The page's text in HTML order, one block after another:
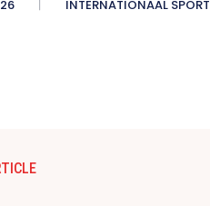
INTERNATIONAAL SPORT